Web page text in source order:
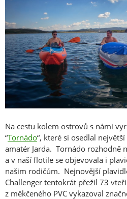
Na cestu kolem ostrovů s námi
“Tornádo“, které si osedlal
amatér Jarda. Tornádo rozhodně
a v naší flotile se objevovala i
našim rodičům. Nejnovější
Challenger tentokrát přežil 73
z měkčeného PVC vykazoval